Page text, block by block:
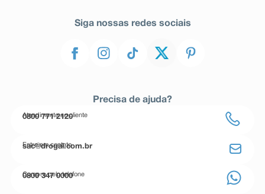
Siga nossas redes sociais
Precisa de ajuda?
Atendimento ao cliente
0800 771 2120
Entre em contato
sac@drogal.com.br
Compre pelo telefone
0800 347 0000